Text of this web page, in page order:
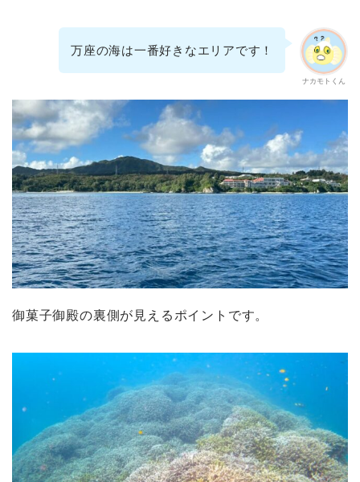
ナカモトくん
万座の海は一番好きなエリアです！
御菓子御殿の裏側が見えるポイントです。